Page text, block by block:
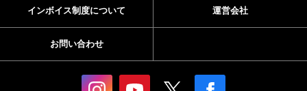
インボイス制度について 運営会社
お問い合わせ